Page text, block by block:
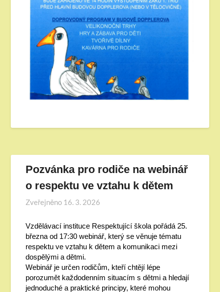
Pozvánka pro rodiče na webinář
o respektu ve vztahu k dětem
Zveřejněno 16. 3. 2026
Vzdělávací instituce Respektující škola pořádá 25.
března od 17:30 webinář, který se věnuje tématu
respektu ve vztahu k dětem a komunikaci mezi
dospělými a dětmi.
Webinář je určen rodičům, kteří chtějí lépe
porozumět každodenním situacím s dětmi a hledají
jednoduché a praktické principy, které mohou